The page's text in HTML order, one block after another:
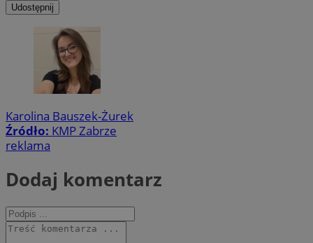
Udostępnij
Karolina Bauszek-Żurek
Źródło: KMP Zabrze
reklama
Dodaj komentarz